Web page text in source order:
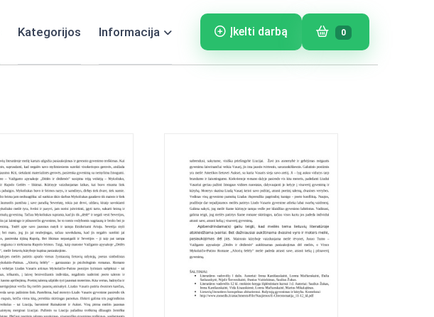
Kategorijos Informacija Įkelti darbą 0